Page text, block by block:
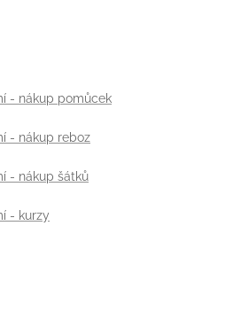
- nákup pomůcek
- nákup reboz
- nákup šátků
- kurzy